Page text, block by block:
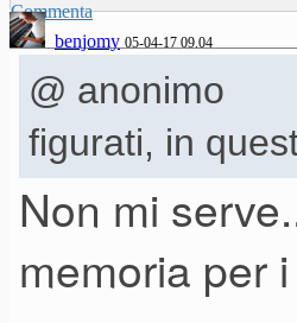
NS2 dopo
Commenta
benjomy 05-04-17 09.04
@ anonimo
figurati, in
Non mi
memoria per